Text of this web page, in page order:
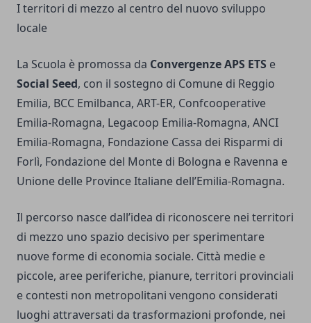
I territori di mezzo al centro del nuovo sviluppo
locale
La Scuola è promossa da Convergenze APS ETS e
Social Seed, con il sostegno di Comune di Reggio
Emilia, BCC Emilbanca, ART-ER, Confcooperative
Emilia-Romagna, Legacoop Emilia-Romagna, ANCI
Emilia-Romagna, Fondazione Cassa dei Risparmi di
Forlì, Fondazione del Monte di Bologna e Ravenna e
Unione delle Province Italiane dell’Emilia-Romagna.
Il percorso nasce dall’idea di riconoscere nei territori
di mezzo uno spazio decisivo per sperimentare
nuove forme di economia sociale. Città medie e
piccole, aree periferiche, pianure, territori provinciali
e contesti non metropolitani vengono considerati
luoghi attraversati da trasformazioni profonde, nei